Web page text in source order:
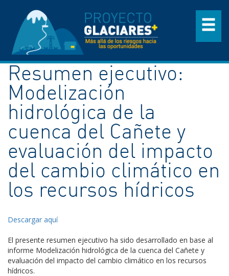
Resumen ejecutivo:
Modelización
hidrológica de la
cuenca del Cañete y
evaluación del impacto
del cambio climático en
los recursos hídricos
Descargar aquí
El presente resumen ejecutivo ha sido desarrollado en base al
informe Modelización hidrológica de la cuenca del Cañete y
evaluación del impacto del cambio climático en los recursos
hídricos.